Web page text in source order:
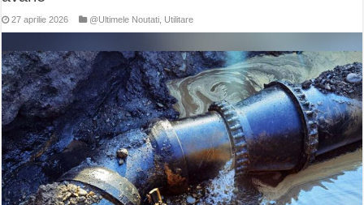
27 aprilie 2026 @Ultimele Noutati Utilitare